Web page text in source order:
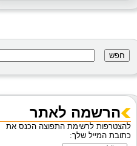
הרשמה לאתר
להצטרפות לרשימת התפוצה הכנס את
כתובת המייל שלך: